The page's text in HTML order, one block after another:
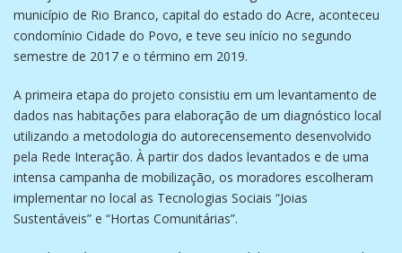
município de Rio Branco, capital do estado do Acre, aconteceu
condomínio Cidade do Povo, e teve seu início no segundo
semestre de 2017 e o término em 2019.
A primeira etapa do projeto consistiu em um levantamento de
dados nas habitações para elaboração de um diagnóstico local
utilizando a metodologia do autorecensemento desenvolvido
pela Rede Interação. À partir dos dados levantados e de uma
intensa campanha de mobilização, os moradores escolheram
implementar no local as Tecnologias Sociais “Joias
Sustentáveis” e “Hortas Comunitárias”.